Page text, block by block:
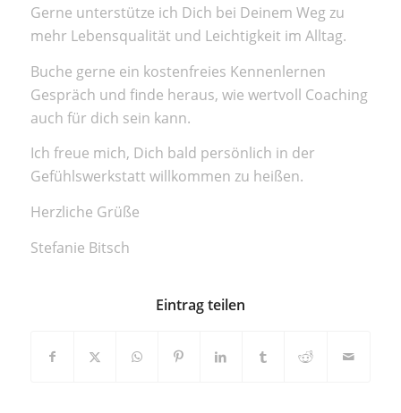
Gerne unterstütze ich Dich bei Deinem Weg zu
mehr Lebensqualität und Leichtigkeit im Alltag.
Buche gerne ein kostenfreies Kennenlernen
Gespräch und finde heraus, wie wertvoll Coaching
auch für dich sein kann.
Ich freue mich, Dich bald persönlich in der
Gefühlswerkstatt willkommen zu heißen.
Herzliche Grüße
Stefanie Bitsch
Eintrag teilen